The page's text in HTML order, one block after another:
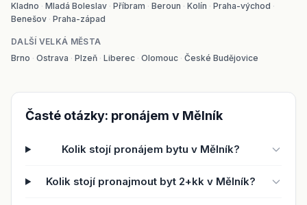
Kladno · Mladá Boleslav · Příbram · Beroun · Kolín · Praha-východ ·
Benešov · Praha-západ
DALŠÍ VELKÁ MĚSTA
Brno · Ostrava · Plzeň · Liberec · Olomouc · České Budějovice
Časté otázky: pronájem v Mělník
Kolik stojí pronájem bytu v Mělník?
Kolik stojí pronajmout byt 2+kk v Mělník?